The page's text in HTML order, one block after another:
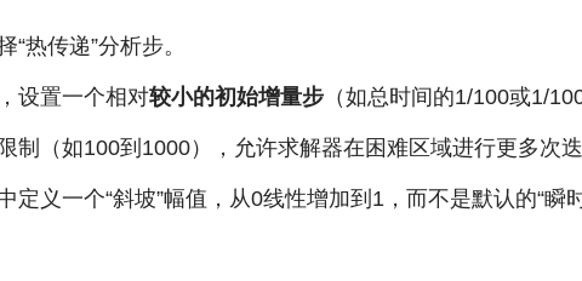
“热传递”分析步。
设置一个相对较小的初始增量步 （如总时间的1/100或1/
制（如100到1000），允许求解器在困难区域进行更多次迭
定义一个“斜坡”幅值，从0线性增加到1，而不是默认的“瞬时